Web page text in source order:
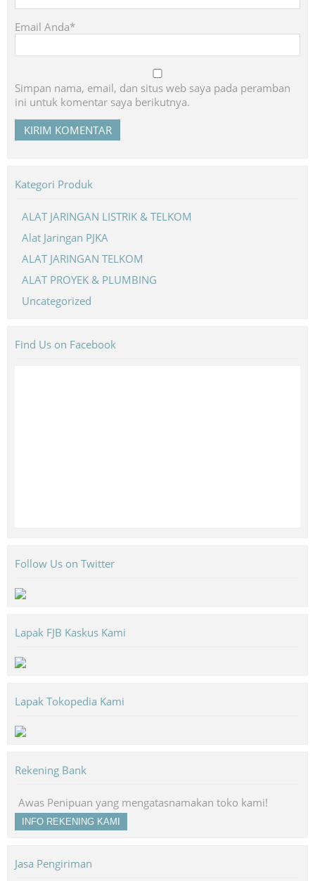
Email Anda*
Simpan nama, email, dan situs web saya pada peramban
ini untuk komentar saya berikutnya.
Kategori Produk
ALAT JARINGAN LISTRIK & TELKOM
Alat Jaringan PJKA
ALAT JARINGAN TELKOM
ALAT PROYEK & PLUMBING
Uncategorized
Find Us on Facebook
Follow Us on Twitter
Lapak FJB Kaskus Kami
Lapak Tokopedia Kami
Rekening Bank
Awas Penipuan yang mengatasnamakan toko kami!
INFO REKENING KAMI
Jasa Pengiriman